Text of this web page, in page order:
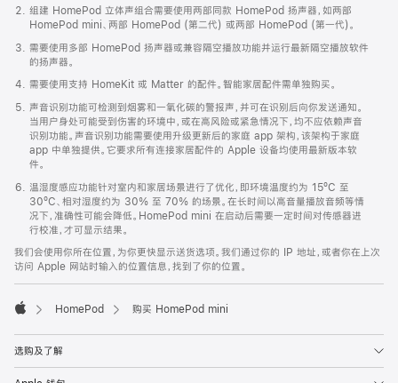
打
开)
组建 HomePod 立体声组合需要使用两部同款 HomePod 扬声器，如两部
HomePod mini、两部 HomePod (第二代) 或两部 HomePod (第一代)。
需要使用多部 HomePod 扬声器或兼容隔空播放功能并运行最新隔空播放软件
的扬声器。
需要使用支持 HomeKit 或 Matter 的配件。智能家居配件需单独购买。
声音识别功能可检测到烟雾和一氧化碳的警报声，并可在识别后向你发送通知。
当用户身处可能受到伤害的环境中，或在高风险或紧急情况下，均不应依赖声音
识别功能。声音识别功能需要使用升级更新后的家庭 app 架构，该架构于家庭
app 中单独提供。它要求所有连接家居配件的 Apple 设备均使用最新版本软
件。
温湿度感应功能针对室内和家居场景进行了优化，即环境温度约为 15ºC 至
30ºC、相对湿度约为 30% 至 70% 的场景。在长时间以高音量播放音频等情
况下，准确性可能会降低。HomePod mini 在启动后需要一定时间对传感器进
行校准，才可显示结果。
我们会使用你所在位置，为你更快显示送货选项。我们通过你的 IP 地址，或者你在上次
访问 Apple 网站时输入的位置信息，找到了你的位置。
HomePod 购买 HomePod mini
选购及了解